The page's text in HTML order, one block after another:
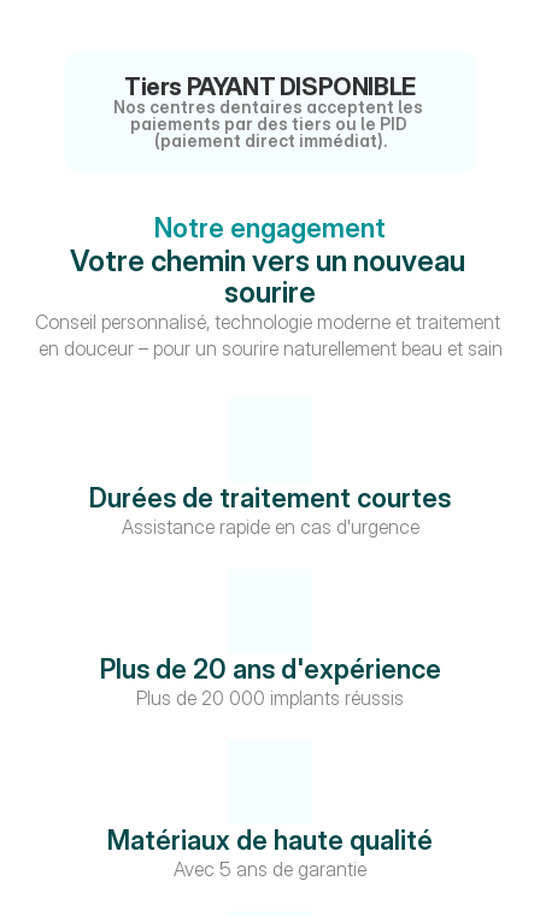
Tiers PAYANT DISPONIBLE
Nos centres dentaires acceptent les
paiements par des tiers ou le PID
(paiement direct immédiat).
Notre engagement
Votre chemin vers un nouveau
sourire
Conseil personnalisé, technologie moderne et traitement
en douceur – pour un sourire naturellement beau et sain
Durées de traitement courtes
Assistance rapide en cas d'urgence
Plus de 20 ans d'expérience
Plus de 20 000 implants réussis
Matériaux de haute qualité
Avec 5 ans de garantie